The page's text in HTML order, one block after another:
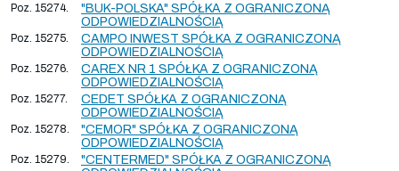
Poz. 15274.
"BUK-POLSKA" SPÓŁKA Z OGRANICZONĄ
ODPOWIEDZIALNOŚCIĄ
Poz. 15275.
CAMPO INWEST SPÓŁKA Z OGRANICZONĄ
ODPOWIEDZIALNOŚCIĄ
Poz. 15276.
CAREX NR 1 SPÓŁKA Z OGRANICZONĄ
ODPOWIEDZIALNOŚCIĄ
Poz. 15277.
CEDET SPÓŁKA Z OGRANICZONĄ
ODPOWIEDZIALNOŚCIĄ
Poz. 15278.
"CEMOR" SPÓŁKA Z OGRANICZONĄ
ODPOWIEDZIALNOŚCIĄ
Poz. 15279.
"CENTERMED" SPÓŁKA Z OGRANICZONĄ